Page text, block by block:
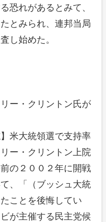
恐れがあるとみて、
とみられ、連邦当局
し始めた。
ー・クリントン氏が
米大統領選で支持率
ー・クリントン上院
の２００２年に開戦
、「（ブッシュ大統
ことを後悔してい
が主催する民主党候